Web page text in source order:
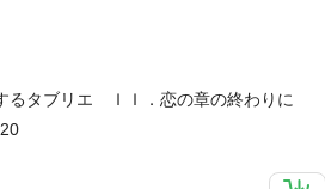
るタブリエ ＩＩ．恋の章の終わりに